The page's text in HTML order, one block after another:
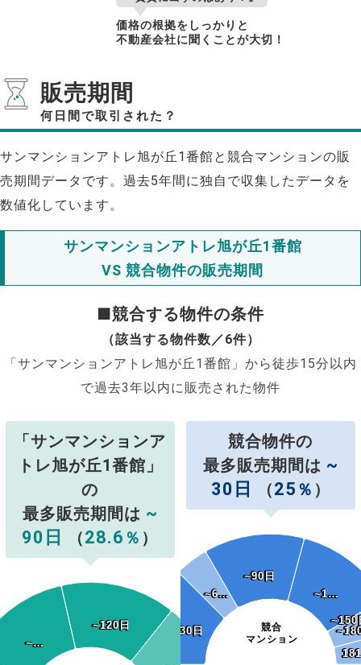
価格の根拠をしっかりと
不動産会社に聞くことが大切！
販売期間
何日間で取引された？
サンマンションアトレ旭が丘1番館と競合マンションの販
売期間データです。過去5年間に独自で収集したデータを
数値化しています。
サンマンションアトレ旭が丘1番館
VS 競合物件の販売期間
■競合する物件の条件
（該当する物件数／6件）
「サンマンションアトレ旭が丘1番館」から徒歩15分以内
で過去3年以内に販売された物件
「サンマンションア
トレ旭が丘1番館」
の
最多販売期間は ~
90日
（28.6 ％ ）
~…
~…
~120日
~120日
競合物件の
最多販売期間は ~
30日
（25 ％ ）
競合
マンション
~30日
~30日
~6…
~6…
~90日
~90日
~1…
~1…
~150
~150